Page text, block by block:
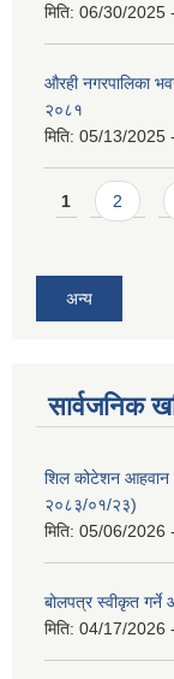
मिति: 06/30/2025
औरही नगरपालिका
२०८१
मिति: 05/13/2025
Pages
1 2
अन्य
सार्वजनिक
शिल कोटेशन आहवान
२०८३/०१/२३)
मिति: 05/06/2026
बोलपत्र स्वीकृत
मिति: 04/17/2026